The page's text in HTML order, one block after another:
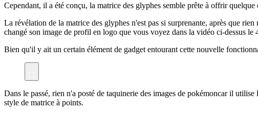
Cependant, il a été conçu, la matrice des glyphes semble prête à offrir
La révélation de la matrice des glyphes n'est pas si surprenante, après que
changé son image de profil en logo que vous voyez dans la vidéo ci-dessus le
Bien qu'il y ait un certain élément de gadget entourant cette nouvelle
Dans le passé, rien n'a posté de taquinerie des images de pokémoncar il
style de matrice à points.